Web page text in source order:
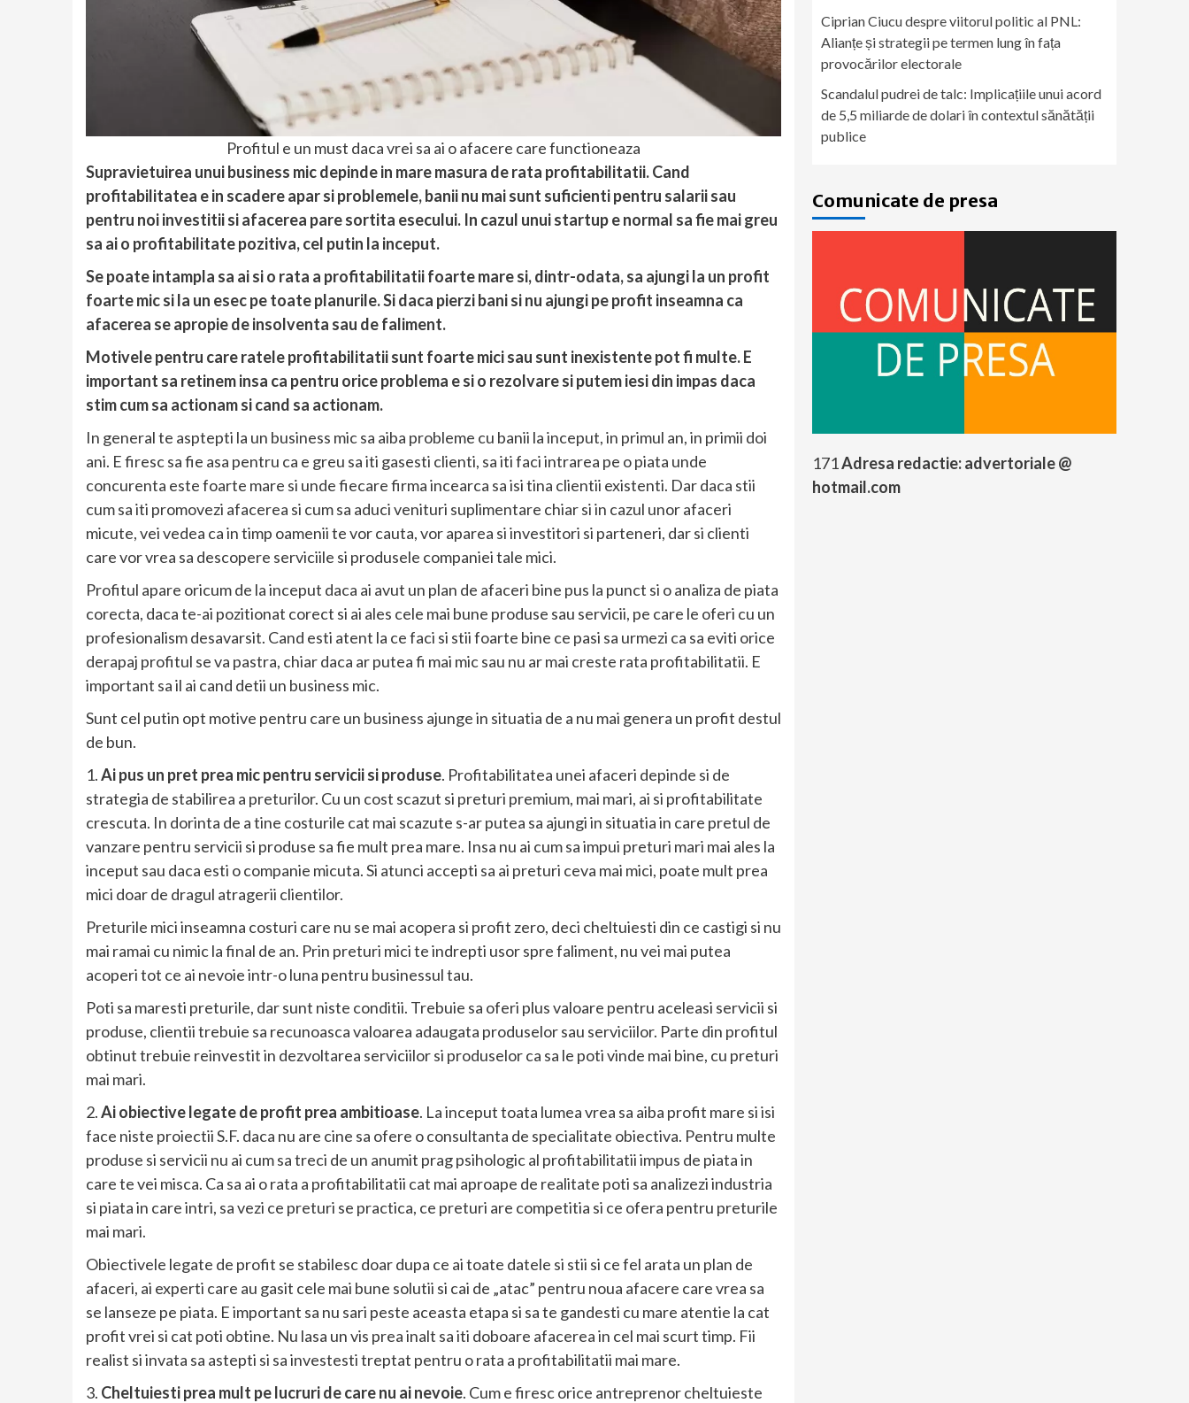
Profitul e un must daca vrei sa ai o afacere care functioneaza
Supravietuirea unui business mic depinde in mare masura de rata profitabilitatii. Cand
profitabilitatea e in scadere apar si problemele, banii nu mai sunt suficienti pentru salarii sau
pentru noi investitii si afacerea pare sortita esecului. In cazul unui startup e normal sa fie mai greu
sa ai o profitabilitate pozitiva, cel putin la inceput.
Se poate intampla sa ai si o rata a profitabilitatii foarte mare si, dintr-odata, sa ajungi la un profit
foarte mic si la un esec pe toate planurile. Si daca pierzi bani si nu ajungi pe profit inseamna ca
afacerea se apropie de insolventa sau de faliment.
Motivele pentru care ratele profitabilitatii sunt foarte mici sau sunt inexistente pot fi multe. E
important sa retinem insa ca pentru orice problema e si o rezolvare si putem iesi din impas daca
stim cum sa actionam si cand sa actionam.
In general te asptepti la un business mic sa aiba probleme cu banii la inceput, in primul an, in primii doi
ani. E firesc sa fie asa pentru ca e greu sa iti gasesti clienti, sa iti faci intrarea pe o piata unde
concurenta este foarte mare si unde fiecare firma incearca sa isi tina clientii existenti. Dar daca stii
cum sa iti promovezi afacerea si cum sa aduci venituri suplimentare chiar si in cazul unor afaceri
micute, vei vedea ca in timp oamenii te vor cauta, vor aparea si investitori si parteneri, dar si clienti
care vor vrea sa descopere serviciile si produsele companiei tale mici.
Profitul apare oricum de la inceput daca ai avut un plan de afaceri bine pus la punct si o analiza de piata
corecta, daca te-ai pozitionat corect si ai ales cele mai bune produse sau servicii, pe care le oferi cu un
profesionalism desavarsit. Cand esti atent la ce faci si stii foarte bine ce pasi sa urmezi ca sa eviti orice
derapaj profitul se va pastra, chiar daca ar putea fi mai mic sau nu ar mai creste rata profitabilitatii. E
important sa il ai cand detii un business mic.
Sunt cel putin opt motive pentru care un business ajunge in situatia de a nu mai genera un profit destul
de bun.
1.Ai pus un pret prea mic pentru servicii si produse. Profitabilitatea unei afaceri depinde si de
strategia de stabilirea a preturilor. Cu un cost scazut si preturi premium, mai mari, ai si profitabilitate
crescuta. In dorinta de a tine costurile cat mai scazute s-ar putea sa ajungi in situatia in care pretul de
vanzare pentru servicii si produse sa fie mult prea mare. Insa nu ai cum sa impui preturi mari mai ales la
inceput sau daca esti o companie micuta. Si atunci accepti sa ai preturi ceva mai mici, poate mult prea
mici doar de dragul atragerii clientilor.
Preturile mici inseamna costuri care nu se mai acopera si profit zero, deci cheltuiesti din ce castigi si nu
mai ramai cu nimic la final de an. Prin preturi mici te indrepti usor spre faliment, nu vei mai putea
acoperi tot ce ai nevoie intr-o luna pentru businessul tau.
Poti sa maresti preturile, dar sunt niste conditii. Trebuie sa oferi plus valoare pentru aceleasi servicii si
produse, clientii trebuie sa recunoasca valoarea adaugata produselor sau serviciilor. Parte din profitul
obtinut trebuie reinvestit in dezvoltarea serviciilor si produselor ca sa le poti vinde mai bine, cu preturi
mai mari.
2.Ai obiective legate de profit prea ambitioase. La inceput toata lumea vrea sa aiba profit mare si isi
face niste proiectii S.F. daca nu are cine sa ofere o consultanta de specialitate obiectiva. Pentru multe
produse si servicii nu ai cum sa treci de un anumit prag psihologic al profitabilitatii impus de piata in
care te vei misca. Ca sa ai o rata a profitabilitatii cat mai aproape de realitate poti sa analizezi industria
si piata in care intri, sa vezi ce preturi se practica, ce preturi are competitia si ce ofera pentru preturile
mai mari.
Obiectivele legate de profit se stabilesc doar dupa ce ai toate datele si stii si ce fel arata un plan de
afaceri, ai experti care au gasit cele mai bune solutii si cai de „atac” pentru noua afacere care vrea sa
se lanseze pe piata. E important sa nu sari peste aceasta etapa si sa te gandesti cu mare atentie la cat
profit vrei si cat poti obtine. Nu lasa un vis prea inalt sa iti doboare afacerea in cel mai scurt timp. Fii
realist si invata sa astepti si sa investesti treptat pentru o rata a profitabilitatii mai mare.
3. Cheltuiesti prea mult pe lucruri de care nu ai nevoie. Cum e firesc orice antreprenor cheltuieste
Ciprian Ciucu despre viitorul politic al PNL:
Alianțe și strategii pe termen lung în fața
provocărilor electorale
Scandalul pudrei de talc: Implicațiile unui acord
de 5,5 miliarde de dolari în contextul sănătății
publice
Comunicate de presa
171Adresa redactie: advertoriale @
hotmail.com